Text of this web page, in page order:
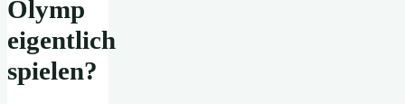
Olymp
eigentlich
spielen?